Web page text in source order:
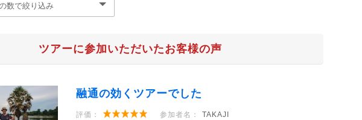
ツアーに参加いただいたお客様の声
融通の効くツアーでした
評価： 参加者名： TAKAJI